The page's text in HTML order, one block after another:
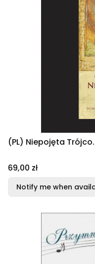
(PL) Niepojęta
Price
69,00 zł
Notify me when